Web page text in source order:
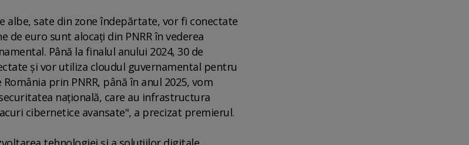
albe, sate din zone îndepărtate, vor fi conectate
euro sunt alocaţi din PNRR în vederea
Până la finalul anului 2024, 30 de
şi vor utiliza cloudul guvernamental pentru
prin PNRR, până în anul 2025, vom
naţională, care au infrastructura
cibernetice avansate", a precizat premierul.